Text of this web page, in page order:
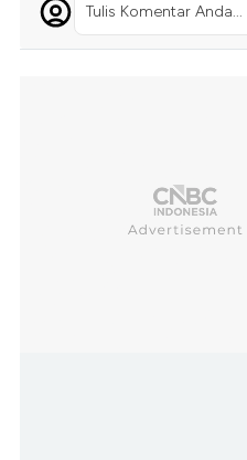
Tulis Komentar Anda...